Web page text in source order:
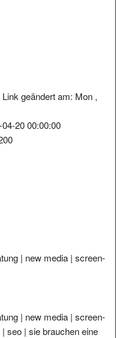
geändert am: Mon ,
20 00:00:00
| new media | screen-
| new media | screen-
seo | sie brauchen eine